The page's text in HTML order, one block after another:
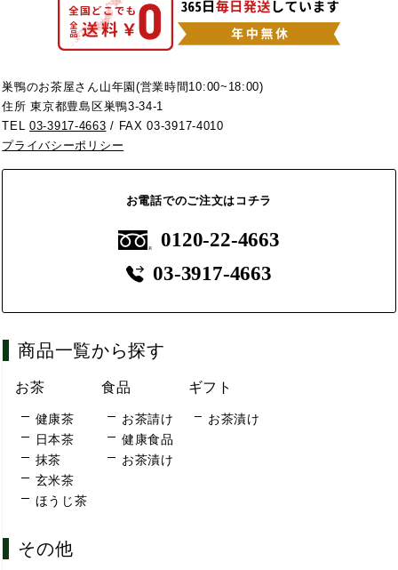
巣鴨のお茶屋さん山年園(営業時間10:00~18:00)
住所 東京都豊島区巣鴨3-34-1
TEL03-3917-4663 / FAX 03-3917-4010
プライバシーポリシー
お電話でのご注文はコチラ
0120-22-4663
03-3917-4663
商品一覧から探す
お茶
健康茶
日本茶
抹茶
玄米茶
ほうじ茶
食品
お茶請け
健康食品
お茶漬け
ギフト
お茶漬け
その他